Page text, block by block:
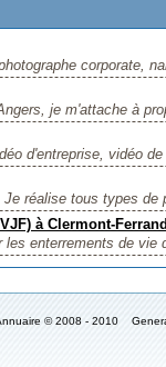
corporate,
je m'attache à
d'entreprise, vidéo
réalise tous types de
à Clermont-
enterrements de vie
© 2008 - 2010